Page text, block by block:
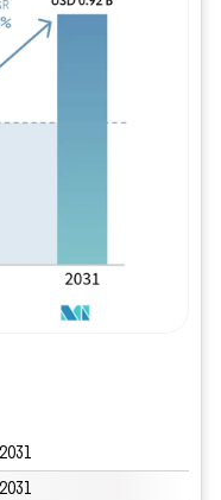
Intelligence。再利用には